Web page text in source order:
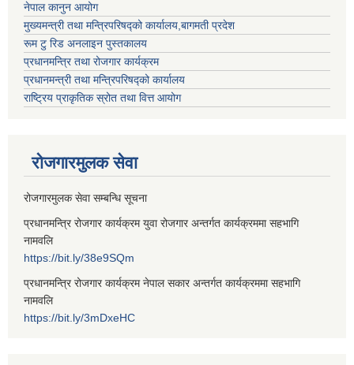
नेपाल कानुन आयोग
मुख्यमन्त्री तथा मन्त्रिपरिषद्को कार्यालय,बागमती प्रदेश
रूम टु रिड अनलाइन पुस्तकालय
प्रधानमन्त्रि तथा रोजगार कार्यक्रम
प्रधानमन्त्री तथा मन्त्रिपरिषद्को कार्यालय
राष्ट्रिय प्राकृतिक स्रोत तथा वित्त आयोग
रोजगारमुलक सेवा
रोजगारमुलक सेवा सम्बन्धि सूचना
प्रधानमन्त्रि रोजगार कार्यक्रम युवा रोजगार अन्तर्गत कार्यक्रममा सहभागि
नामवलि
https://bit.ly/38e9SQm
प्रधानमन्त्रि रोजगार कार्यक्रम नेपाल सकार अन्तर्गत कार्यक्रममा सहभागि
नामवलि
https://bit.ly/3mDxeHC